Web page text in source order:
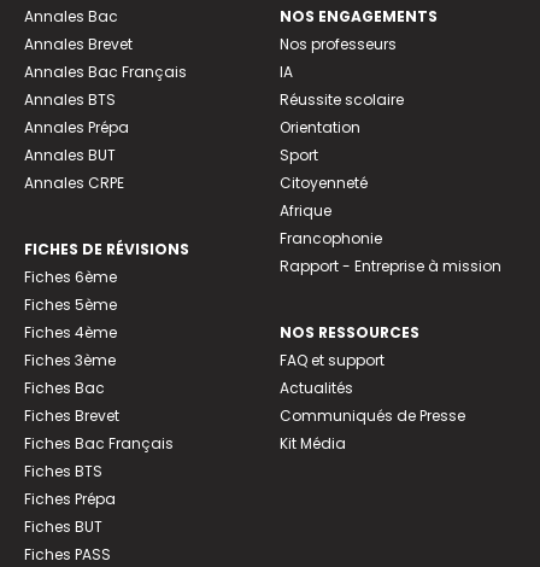
Annales Bac
Annales Brevet
Annales Bac Français
Annales BTS
Annales Prépa
Annales BUT
Annales CRPE
FICHES DE RÉVISIONS
Fiches 6ème
Fiches 5ème
Fiches 4ème
Fiches 3ème
Fiches Bac
Fiches Brevet
Fiches Bac Français
Fiches BTS
Fiches Prépa
Fiches BUT
Fiches PASS
NOS ENGAGEMENTS
Nos professeurs
IA
Réussite scolaire
Orientation
Sport
Citoyenneté
Afrique
Francophonie
Rapport - Entreprise à mission
NOS RESSOURCES
FAQ et support
Actualités
Communiqués de Presse
Kit Média